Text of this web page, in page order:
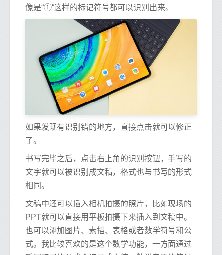
像是“①“这样的标记符号都可以识别出来。
如果发现有识别错的地方，直接点击就可以修正
了。
书写完毕之后，点击右上角的识别按钮，手写的
文字就可以被识别成文稿，格式也与书写的形式
相同。
文稿中还可以插入相机拍摄的照片，比如现场的
PPT就可以直接用平板拍摄下来插入到文稿中。
也可以添加图片、素描、表格或者数学符号和公
式。我比较喜欢的是这个数学功能，一方面通过